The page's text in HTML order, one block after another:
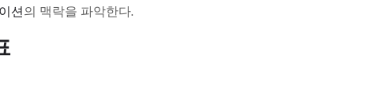
션의 맥락을 파악한다.